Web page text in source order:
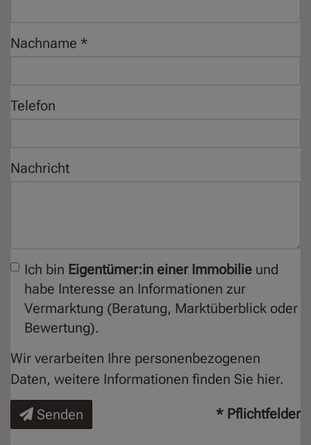
Nachname
Telefon
Nachricht
Ich bin Eigentümer:in einer Immobilie und
habe Interesse an Informationen zur
Vermarktung (Beratung, Marktüberblick oder
Bewertung).
Wir verarbeiten Ihre personenbezogenen
Daten, weitere Informationen finden Sie hier.
Senden * Pflichtfelder